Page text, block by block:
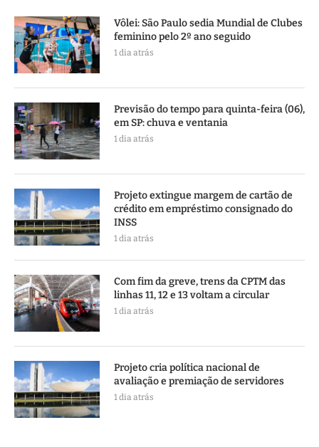
Vôlei: São Paulo sedia Mundial de Clubes
feminino pelo 2º ano seguido
1 dia atrás
Previsão do tempo para quinta-feira (06),
em SP: chuva e ventania
1 dia atrás
Projeto extingue margem de cartão de
crédito em empréstimo consignado do
INSS
1 dia atrás
Com fim da greve, trens da CPTM das
linhas 11, 12 e 13 voltam a circular
1 dia atrás
Projeto cria política nacional de
avaliação e premiação de servidores
1 dia atrás